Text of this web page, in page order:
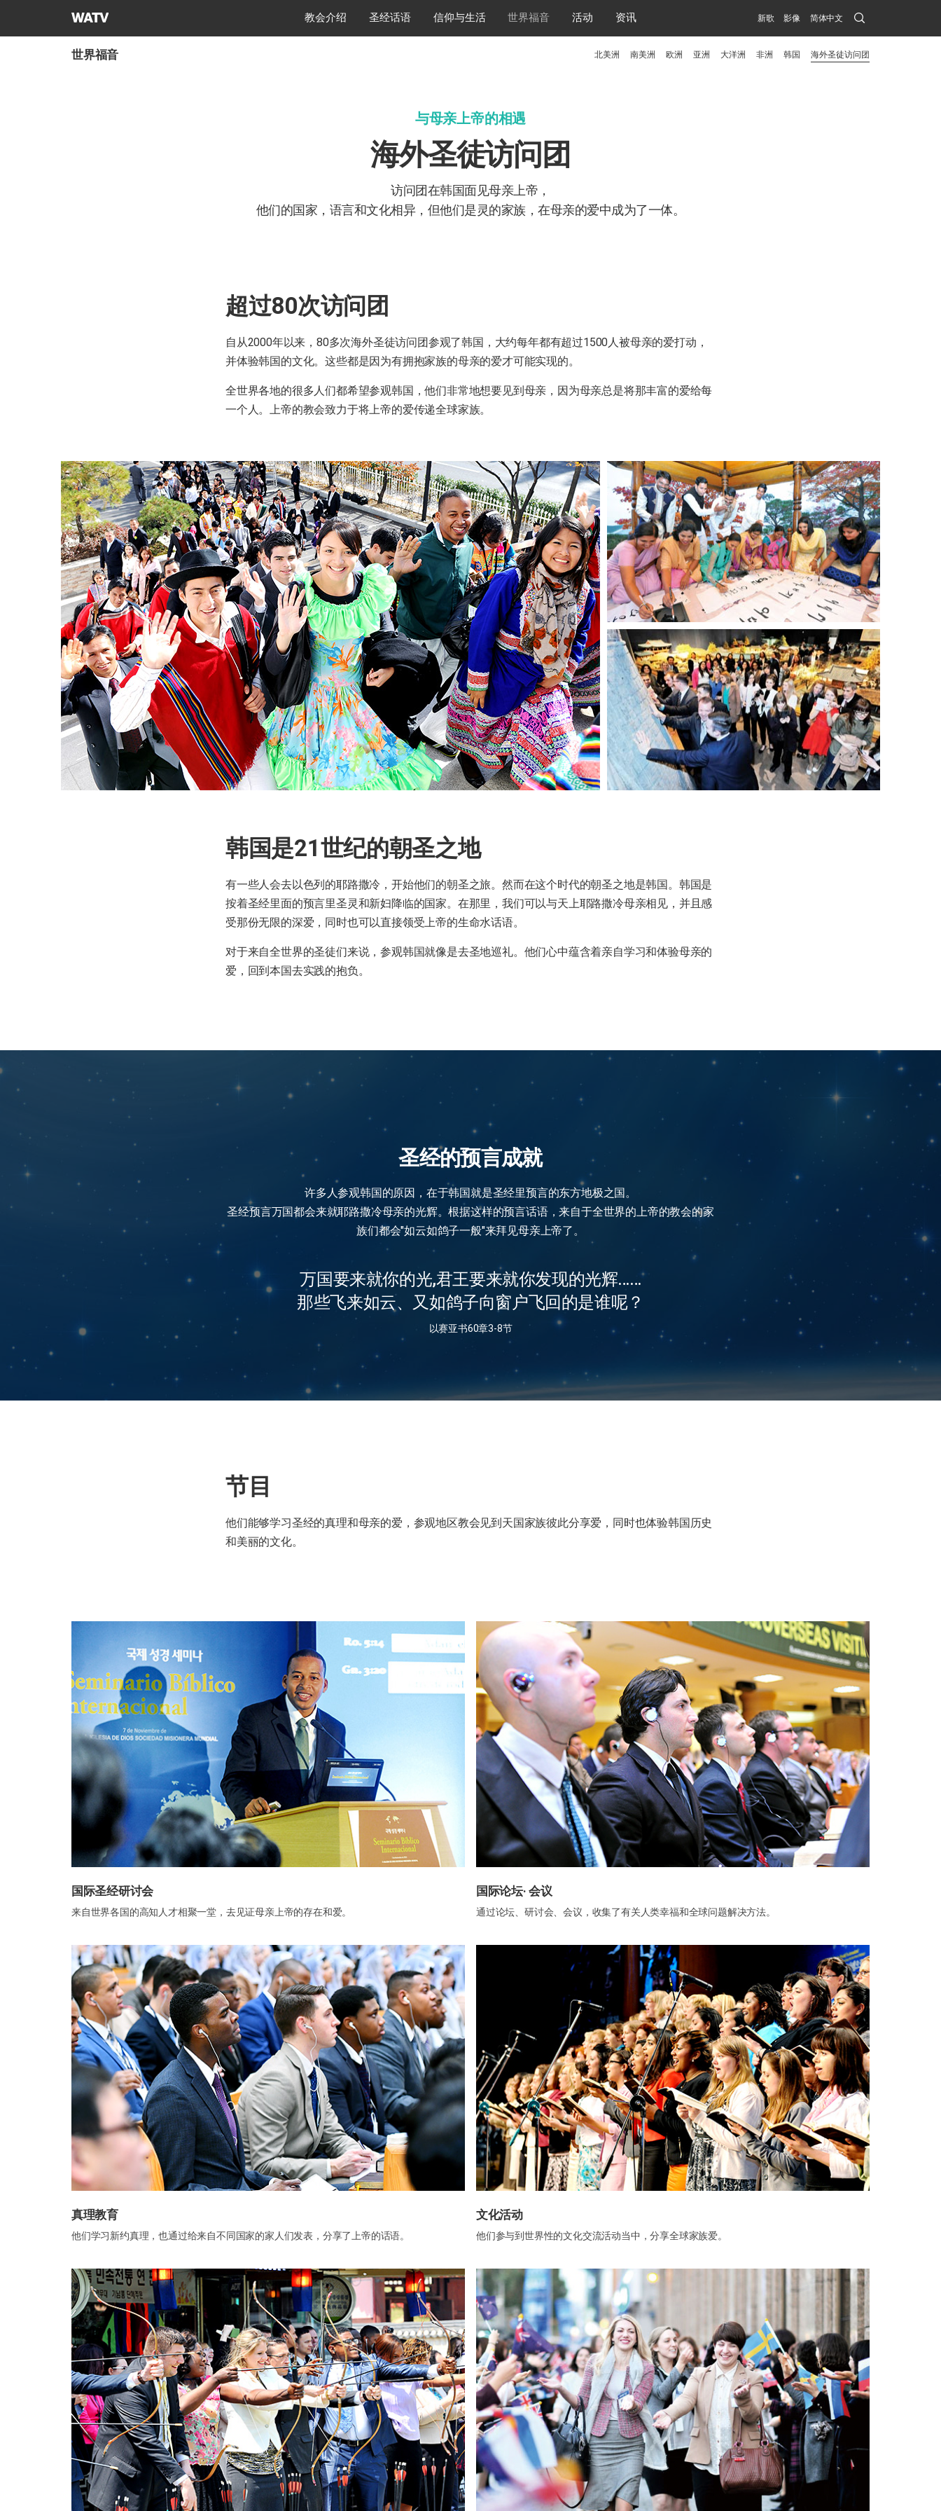
上
的
教会介绍 圣经话语 信仰与生活 世界福音 活动 资讯 新歌 影像 简体中文 Search
Submit
世界福音 北美洲 南美洲 欧洲 亚洲 大洋洲 非洲 韩国
海外圣徒访问团
与母亲上帝的相遇
​海外圣徒访问团
访问团在韩国面见母亲上帝，
他们的国家，语言和文化相异，但他们是灵的家族，在母亲的爱中成为了一体。
超过80次访问团
自从2000年以来，80多次海外圣徒访问团参观了韩国，大约每年都有超过1500人被母亲的爱打动，
并体验韩国的文化。这些都是因为有拥抱家族的母亲的爱才可能实现的。
全世界各地的很多人们都希望参观韩国，他们非常地想要见到母亲，因为母亲总是将那丰富的爱给每
一个人。上帝的教会致力于将上帝的爱传递全球家族。
韩国是21世纪的朝圣之地
有一些人会去以色列的耶路撒冷，开始他们的朝圣之旅。然而在这个时代的朝圣之地是韩国。韩国是
按着圣经里面的预言里圣灵和新妇降临的国家。在那里，我们可以与天上耶路撒冷母亲相见，并且感
受那份无限的深爱，同时也可以直接领受上帝的生命水话语。
对于来自全世界的圣徒们来说，参观韩国就像是去圣地巡礼。他们心中蕴含着亲自学习和体验母亲的
爱，回到本国去实践的抱负。
圣经的预言成就
许多人参观韩国的原因，在于韩国就是圣经里预言的东方地极之国。
圣经预言万国都会来就耶路撒冷母亲的光辉。根据这样的预言话语，来自于全世界的上帝的教会的家
族们都会"如云如鸽子一般"来拜见母亲上帝了。
万国要来就你的光,君王要来就你发现的光辉……
那些飞来如云、又如鸽子向窗户飞回的是谁呢？
以赛亚书60章3-8节
节目
他们能够学习圣经的真理和母亲的爱，参观地区教会见到天国家族彼此分享爱，同时也体验韩国历史
和美丽的文化。
国际圣经研讨会
来自世界各国的高知人才相聚一堂，去见证母亲上帝的存在和爱。
国际论坛· 会议
通过论坛、研讨会、会议，收集了有关人类幸福和全球问题解决方法。
真理教育
他们学习新约真理，也通过给来自不同国家的家人们发表，分享了上帝的话语。
文化活动
他们参与到世界性的文化交流活动当中，分享全球家族爱。